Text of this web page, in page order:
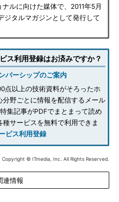
ルに向けた媒体で、2011年5月
ジタルマガジンとして発行して
ス利用登録はお済みですか？
バーシップのご案内
点以上の技術資料がそろったホ
野ごとに情報を配信するメール
集記事がPDFでまとまって読め
サービスを無料で利用できま
ビス利用登録
Copyright © ITmedia, Inc. All Rights Reserved.
連情報